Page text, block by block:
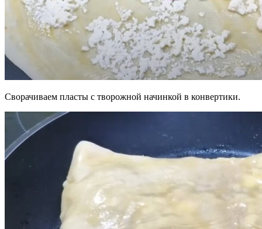
Сворачиваем пласты с творожной начинкой в конвертики.